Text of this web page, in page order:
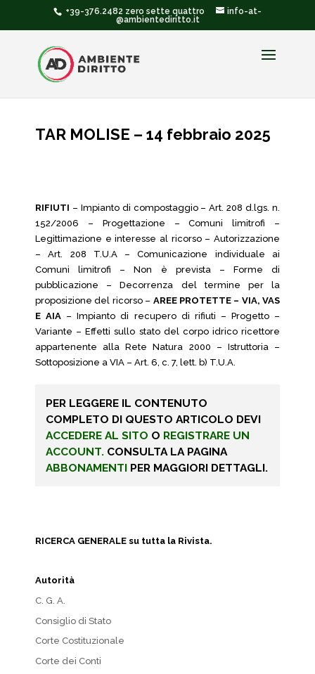
+39-376.2482 zero sette quattro
info-at-
@ambientediritto.it
TAR MOLISE – 14 febbraio 2025
RIFIUTI – Impianto di compostaggio – Art. 208 d.lgs. n.
152/2006 – Progettazione – Comuni limitrofi –
Legittimazione e interesse al ricorso – Autorizzazione
– Art. 208 T.U.A – Comunicazione individuale ai
Comuni limitrofi – Non è prevista – Forme di
pubblicazione – Decorrenza del termine per la
proposizione del ricorso – AREE PROTETTE – VIA, VAS
E AIA – Impianto di recupero di rifiuti – Progetto –
Variante – Effetti sullo stato del corpo idrico ricettore
appartenente alla Rete Natura 2000 – Istruttoria –
Sottoposizione a VIA – Art. 6, c. 7, lett. b) T.U.A.
PER LEGGERE IL CONTENUTO
COMPLETO DI QUESTO ARTICOLO DEVI
ACCEDERE AL SITO O REGISTRARE UN
ACCOUNT. CONSULTA LA PAGINA
ABBONAMENTI PER MAGGIORI DETTAGLI.
RICERCA GENERALE su tutta la Rivista.
Autorità
C. G. A.
Consiglio di Stato
Corte Costituzionale
Corte dei Conti